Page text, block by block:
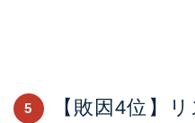
5
【敗因4位】